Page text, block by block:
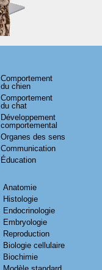
Comportement
du chien
Comportement
du chat
Développement
comportemental
Organes des sens
Communication
Éducation
Anatomie
Histologie
Endocrinologie
Embryologie
Reproduction
Biologie cellulaire
Biochimie